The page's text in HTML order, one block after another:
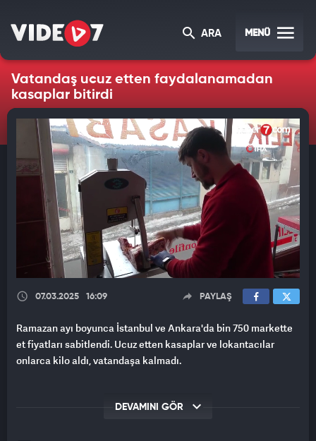
ARA MENÜ
Vatandaş ucuz etten faydalanamadan
kasaplar bitirdi
07.03.2025 16:09 PAYLAŞ
Ramazan ayı boyunca İstanbul ve Ankara'da bin 750 markette
et fiyatları sabitlendi. Ucuz etten kasaplar ve lokantacılar
onlarca kilo aldı, vatandaşa kalmadı.
DEVAMINI GÖR